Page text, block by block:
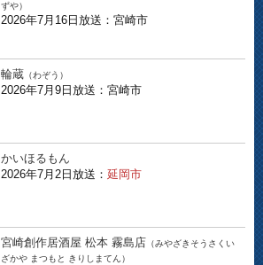
ずや）
2026年7月16日放送：宮崎市
輪蔵 （わぞう）
2026年7月9日放送：宮崎市
かいほるもん
2026年7月2日放送： 延岡市
宮崎創作居酒屋 松本 霧島店 （みやざきそうさくい
ざかや まつもと きりしまてん）